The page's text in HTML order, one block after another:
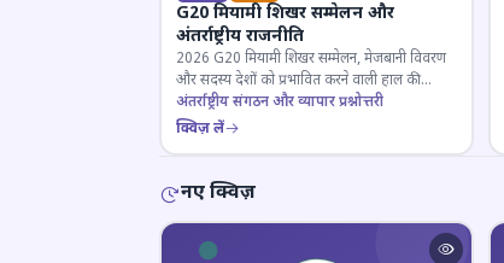
G20 मियामी शिखर सम्मेलन और
अंतर्राष्ट्रीय राजनीति
2026 G20 मियामी शिखर सम्मेलन, मेजबानी विवरण
और सदस्य देशों को प्रभावित करने वाली हाल की
राजनयिक घटनाओं पर ज्ञान परीक्षण करें।
अंतर्राष्ट्रीय संगठन और व्यापार प्रश्नोत्तरी
क्विज़ लें
नए क्विज़